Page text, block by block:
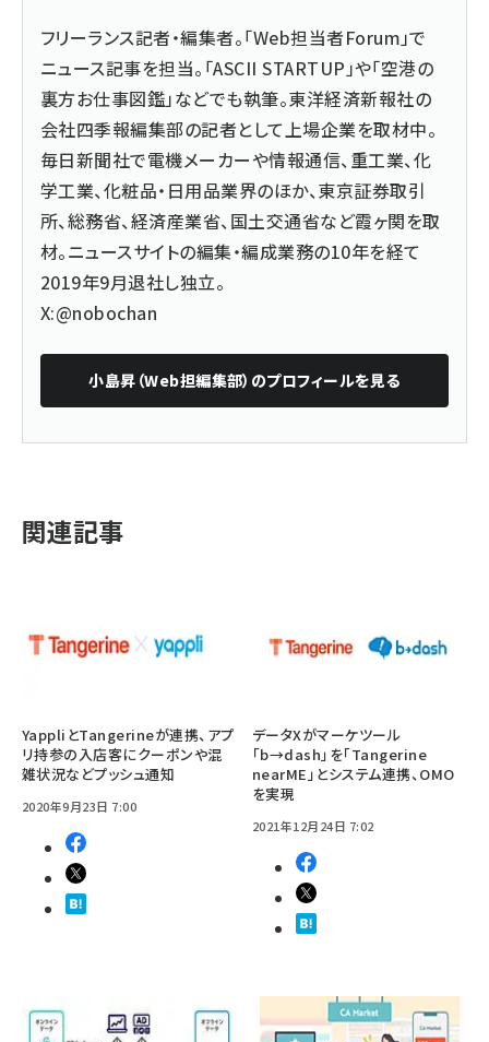
フリーランス記者・編集者。「Web担当者Forum」で
ニュース記事を担当。「ASCII STARTUP」や「空港の
裏方お仕事図鑑」などでも執筆。東洋経済新報社の
会社四季報編集部の記者として上場企業を取材中。
毎日新聞社で電機メーカーや情報通信、重工業、化
学工業、化粧品・日用品業界のほか、東京証券取引
所、総務省、経済産業省、国土交通省など霞ヶ関を取
材。ニュースサイトの編集・編成業務の10年を経て
2019年9月退社し独立。
X:@nobochan
小島昇（Web担編集部） のプロフィールを見る
関連記事
YappliとTangerineが連携、アプ
リ持参の入店客にクーポンや混
雑状況などプッシュ通知
2020年9月23日 7:00
データXがマーケツール
「b→dash」を「Tangerine
nearME」とシステム連携、OMO
を実現
2021年12月24日 7:02